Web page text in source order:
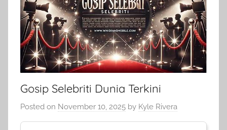
Gosip Selebriti Dunia Terkini
Posted on November 10, 2025 by Kyle Rivera